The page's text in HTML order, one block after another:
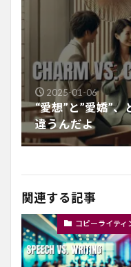
2025-01-06
“愛想”と”愛嬌”
違うんだよ
関連する記事
コピーライティ